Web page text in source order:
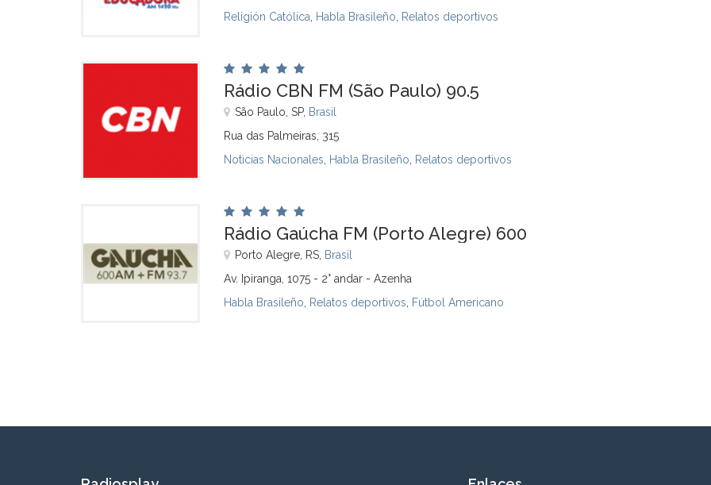
Religión Católica
Habla Brasileño Relatos deportivos
Rádio CBN FM (São Paulo) 90.5
São Paulo, SP, Brasil
Rua das Palmeiras, 315
Noticias Nacionales
Habla Brasileño Relatos deportivos
Rádio Gaúcha FM (Porto Alegre) 600
Porto Alegre, RS, Brasil
Av. Ipiranga, 1075 - 2° andar - Azenha
Habla Brasileño
Relatos deportivos Fútbol Americano